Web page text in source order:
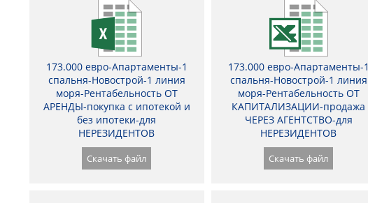
173.000 евро-Апартаменты-1
спальня-Новострой-1 линия
моря-Рентабельность ОТ
АРЕНДЫ-покупка с ипотекой и
без ипотеки-для
НЕРЕЗИДЕНТОВ
Скачать файл
173.000 евро-Апартаменты-1
спальня-Новострой-1 линия
моря-Рентабельность ОТ
КАПИТАЛИЗАЦИИ-продажа
ЧЕРЕЗ АГЕНТСТВО-для
НЕРЕЗИДЕНТОВ
Скачать файл